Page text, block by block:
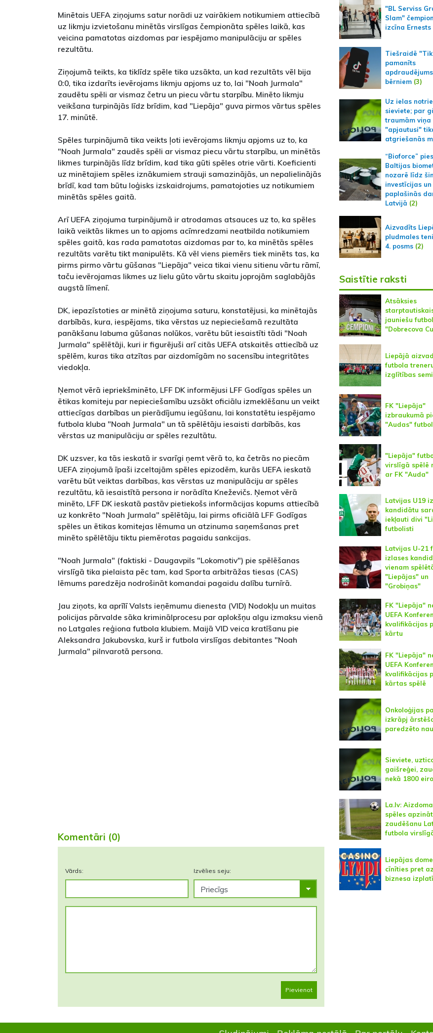
Minētais UEFA ziņojums satur norādi uz vairākiem notikumiem attiecībā
uz likmju izvietošanu minētās virslīgas čempionāta spēles laikā, kas
veicina pamatotas aizdomas par iespējamo manipulāciju ar spēles
rezultātu.
Ziņojumā teikts, ka tiklīdz spēle tika uzsākta, un kad rezultāts vēl bija
0:0, tika izdarīts ievērojams likmju apjoms uz to, lai "Noah Jurmala"
zaudētu spēli ar vismaz četru un piecu vārtu starpību. Minēto likmju
veikšana turpinājās līdz brīdim, kad "Liepāja" guva pirmos vārtus spēles
17. minūtē.
Spēles turpinājumā tika veikts ļoti ievērojams likmju apjoms uz to, ka
"Noah Jurmala" zaudēs spēli ar vismaz piecu vārtu starpību, un minētās
likmes turpinājās līdz brīdim, kad tika gūti spēles otrie vārti. Koeficienti
uz minētajiem spēles iznākumiem strauji samazinājās, un nepalielinājās
brīdī, kad tam būtu loģisks izskaidrojums, pamatojoties uz notikumiem
minētās spēles gaitā.
Arī UEFA ziņojuma turpinājumā ir atrodamas atsauces uz to, ka spēles
laikā veiktās likmes un to apjoms acīmredzami neatbilda notikumiem
spēles gaitā, kas rada pamatotas aizdomas par to, ka minētās spēles
rezultāts varētu tikt manipulēts. Kā vēl viens piemērs tiek minēts tas, ka
pirms pirmo vārtu gūšanas "Liepāja" veica tikai vienu sitienu vārtu rāmī,
taču ievērojamas likmes uz lielu gūto vārtu skaitu joprojām saglabājās
augstā līmenī.
DK, iepazīstoties ar minētā ziņojuma saturu, konstatējusi, ka minētajās
darbībās, kura, iespējams, tika vērstas uz nepieciešamā rezultāta
panākšanu labuma gūšanas nolūkos, varētu būt iesaistīti tādi "Noah
Jurmala" spēlētāji, kuri ir figurējuši arī citās UEFA atskaitēs attiecībā uz
spēlēm, kuras tika atzītas par aizdomīgām no sacensību integritātes
viedokļa.
Ņemot vērā iepriekšminēto, LFF DK informējusi LFF Godīgas spēles un
ētikas komiteju par nepieciešamību uzsākt oficiālu izmeklēšanu un veikt
attiecīgas darbības un pierādījumu iegūšanu, lai konstatētu iespējamo
futbola kluba "Noah Jurmala" un tā spēlētāju iesaisti darbībās, kas
vērstas uz manipulāciju ar spēles rezultātu.
DK uzsver, ka tās ieskatā ir svarīgi ņemt vērā to, ka četrās no piecām
UEFA ziņojumā īpaši izceltajām spēles epizodēm, kurās UEFA ieskatā
varētu būt veiktas darbības, kas vērstas uz manipulāciju ar spēles
rezultātu, kā iesaistītā persona ir norādīta Kneževičs. Ņemot vērā
minēto, LFF DK ieskatā pastāv pietiekošs informācijas kopums attiecībā
uz konkrēto "Noah Jurmala" spēlētāju, lai pirms oficiālā LFF Godīgas
spēles un ētikas komitejas lēmuma un atzinuma saņemšanas pret
minēto spēlētāju tiktu piemērotas pagaidu sankcijas.
"Noah Jurmala" (faktiski - Daugavpils "Lokomotiv") pie spēlēšanas
virslīgā tika pielaista pēc tam, kad Sporta arbitrāžas tiesas (CAS)
lēmums paredzēja nodrošināt komandai pagaidu dalību turnīrā.
Jau ziņots, ka aprīlī Valsts ieņēmumu dienesta (VID) Nodokļu un muitas
policijas pārvalde sāka kriminālprocesu par aplokšņu algu izmaksu vienā
no Latgales reģiona futbola klubiem. Maijā VID veica kratīšanu pie
Aleksandra Jakubovska, kurš ir futbola virslīgas debitantes "Noah
Jurmala" pilnvarotā persona.
Komentāri (0)
Vārds: Izvēlies seju:
Pievienot
"BL Serviss
Slam"
izcīna Ernests
Tiešraidē
pamanīts
bērniem(3)
Uz ielas
sieviete; par
traumām viņa
"apjautusi"
atgriešanās
“Bioforce”
Baltijas
nozarē līdz
investīcijas un
paplašinās
Latvijā (2)
Aizvadīts
pludmales
4. posms(2)
Saistītie raksti
Atsāksies
jauniešu
"Dobrecova
Liepājā
futbola
izglītības
FK "Liepāja"
izbraukumā
"Audas"
"Liepāja"
virslīgā spēlē
ar FK "Auda"
Latvijas U19
kandidātu
iekļauti divi
futbolisti
Latvijas U-21
izlases
vienam
"Liepājas" un
"Grobiņas"
FK "Liepāja"
UEFA
kvalifikācijas
kārtu
FK "Liepāja"
UEFA
kvalifikācijas
kārtas spēlē
Onkoloģijas
izkrāpj
paredzēto
Sieviete,
gaišreģei,
nekā 1800 eiro
La.lv:
spēles
zaudēšanu
futbola
Liepājas
cīnīties pret
biznesa